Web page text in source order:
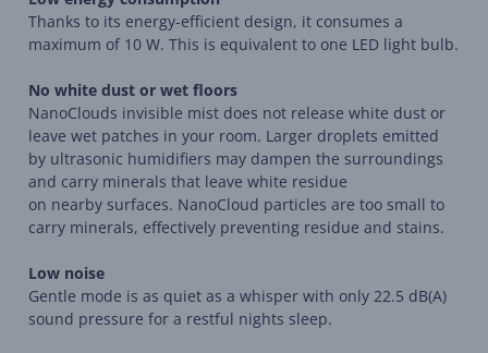
Thanks to its energy-efficient design, it consumes a
maximum of 10 W. This is equivalent to one LED light bulb.
No white dust or wet floors
NanoClouds invisible mist does not release white dust or
leave wet patches in your room. Larger droplets emitted
by ultrasonic humidifiers may dampen the surroundings
and carry minerals that leave white residue
on nearby surfaces. NanoCloud particles are too small to
carry minerals, effectively preventing residue and stains.
Low noise
Gentle mode is as quiet as a whisper with only 22.5 dB(A)
sound pressure for a restful nights sleep.